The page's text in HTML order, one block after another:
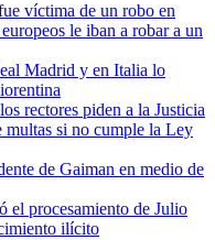
víctima de un robo en
le iban a robar a un
Madrid y en Italia lo
rectores piden a la Justicia
si no cumple la Ley
de Gaiman en medio de
el procesamiento de Julio
ilícito